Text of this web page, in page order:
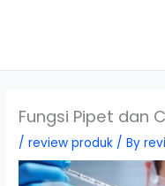
Fungsi Pipet dan
/review produk / By